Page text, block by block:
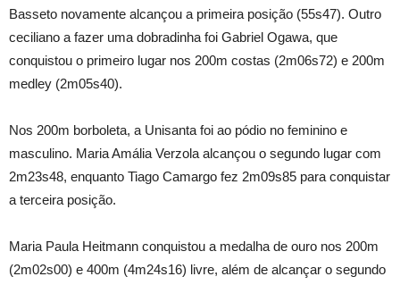
Basseto novamente alcançou a primeira posição (55s47). Outro
ceciliano a fazer uma dobradinha foi Gabriel Ogawa, que
conquistou o primeiro lugar nos 200m costas (2m06s72) e 200m
medley (2m05s40).
Nos 200m borboleta, a Unisanta foi ao pódio no feminino e
masculino. Maria Amália Verzola alcançou o segundo lugar com
2m23s48, enquanto Tiago Camargo fez 2m09s85 para conquistar
a terceira posição.
Maria Paula Heitmann conquistou a medalha de ouro nos 200m
(2m02s00) e 400m (4m24s16) livre, além de alcançar o segundo